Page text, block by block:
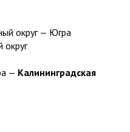
округ — Югра
— Калининградская